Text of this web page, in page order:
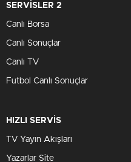
SERVİSLER 2
Canlı Borsa
Canlı Sonuçlar
Canlı TV
Futbol Canlı Sonuçlar
HIZLI SERVİS
TV Yayın Akışları
Yazarlar Site